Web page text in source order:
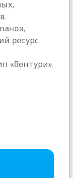
ресурс
«Вентури».